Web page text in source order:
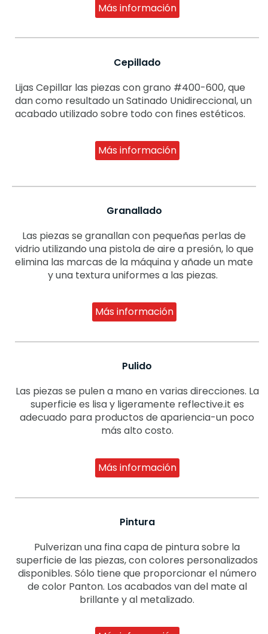
Más información
Cepillado
Lijas Cepillar las piezas con grano #400-600, que
dan como resultado un Satinado Unidireccional, un
acabado utilizado sobre todo con fines estéticos.
Más información
Granallado
Las piezas se granallan con pequeñas perlas de
vidrio utilizando una pistola de aire a presión, lo que
elimina las marcas de la máquina y añade un mate
y una textura uniformes a las piezas.
Más información
Pulido
Las piezas se pulen a mano en varias direcciones. La
superficie es lisa y ligeramente reflective.it es
adecuado para productos de apariencia-un poco
más alto costo.
Más información
Pintura
Pulverizan una fina capa de pintura sobre la
superficie de las piezas, con colores personalizados
disponibles. Sólo tiene que proporcionar el número
de color Panton. Los acabados van del mate al
brillante y al metalizado.